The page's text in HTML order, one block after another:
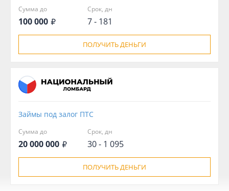
Сумма до
100 000
Срок, дн
7 - 181
ПОЛУЧИТЬ ДЕНЬГИ
Займы под залог ПТС
Сумма до
20 000 000
Срок, дн
30 - 1 095
ПОЛУЧИТЬ ДЕНЬГИ